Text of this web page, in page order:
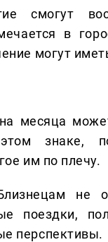
смогут
в
могут
месяца
знаке,
им по плечу.
не
поездки,
перспективы.